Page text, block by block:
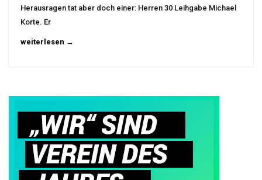
Herausragen tat aber doch einer: Herren 30 Leihgabe Michael
Korte. Er
weiterlesen →